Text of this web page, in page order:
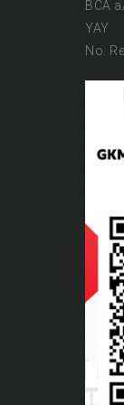
BCA
YAY
No.